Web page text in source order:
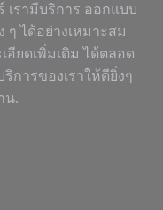
เรามีบริการ ออกแบบ
ได้อย่างเหมาะสม
ยดเพิ่มเติม ได้ตลอด
การของเราให้ดียิ่งๆ
น.